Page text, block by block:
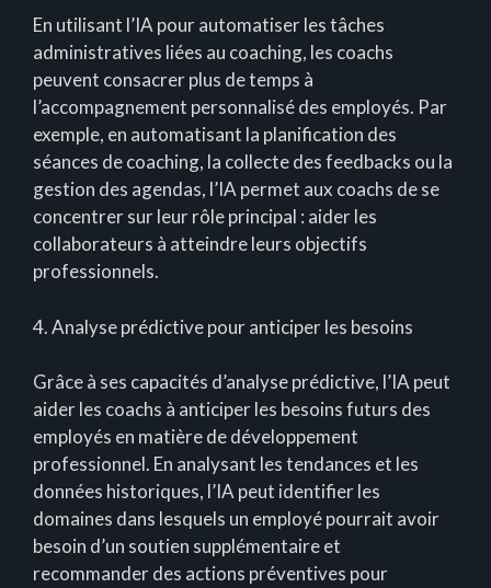
En utilisant l’IA pour automatiser les tâches
administratives liées au coaching, les coachs
peuvent consacrer plus de temps à
l’accompagnement personnalisé des employés. Par
exemple, en automatisant la planification des
séances de coaching, la collecte des feedbacks ou la
gestion des agendas, l’IA permet aux coachs de se
concentrer sur leur rôle principal : aider les
collaborateurs à atteindre leurs objectifs
professionnels.
4. Analyse prédictive pour anticiper les besoins
Grâce à ses capacités d’analyse prédictive, l’IA peut
aider les coachs à anticiper les besoins futurs des
employés en matière de développement
professionnel. En analysant les tendances et les
données historiques, l’IA peut identifier les
domaines dans lesquels un employé pourrait avoir
besoin d’un soutien supplémentaire et
recommander des actions préventives pour